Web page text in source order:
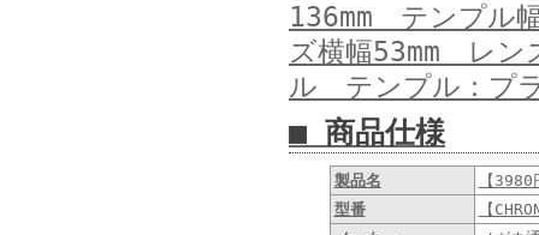
136mm テンプ
ズ横幅53mm レ
ル テンプル：プ
■ 商品仕様
製品名
【
型番
【